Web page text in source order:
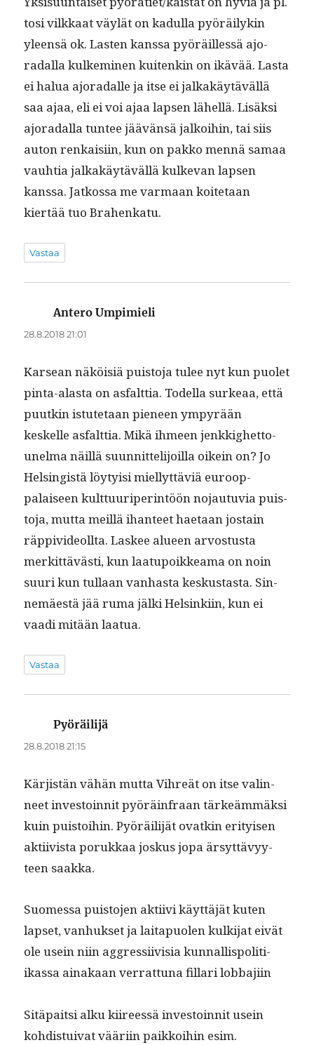
tosi vilkkaat väylät on kadul­la pyöräi­lykin
yleen­sä ok. Las­ten kanssa pyöräil­lessä ajo­
radal­la kulkem­i­nen kuitenkin on ikävää. Las­ta
ei halua ajo­radalle ja itse ei jalka­käytäväl­lä
saa ajaa, eli ei voi ajaa lapsen lähel­lä. Lisäk­si
ajo­radal­la tun­tee jäävän­sä jalkoi­hin, tai siis
auton renkaisi­in, kun on pakko men­nä samaa
vauh­tia jalka­käytäväl­lä kulke­van lapsen
kanssa. Jatkos­sa me var­maan koite­taan
kiertää tuo Brahenkatu.
Vastaa
Antero Umpimieli
28.8.2018 21:01
Karsean näköisiä puis­to­ja tulee nyt kun puo­let
pin­ta-alas­ta on asfalt­tia. Todel­la surkeaa, että
puutkin istute­taan pie­neen ympyrään
keskelle asfalt­tia. Mikä ihmeen jenkkighet­to-
unel­ma näil­lä suun­nit­telijoil­la oikein on? Jo
Helsingistä löy­ty­isi miel­lyt­täviä euroop­
palaiseen kult­tuuriper­in­töön nojau­tu­via puis­
to­ja, mut­ta meil­lä ihanteet haetaan jostain
räp­pivide­oll­ta. Las­kee alueen arvos­tus­ta
merkit­tävästi, kun laatupoikkea­ma on noin
suuri kun tul­laan van­has­ta keskus­tas­ta. Sin­
nemäestä jää ruma jäl­ki Helsinki­in, kun ei
vaa­di mitään laatua.
Vastaa
Pyöräilijä
28.8.2018 21:15
Kär­jistän vähän mut­ta Vihreät on itse valin­
neet investoin­nit pyöräin­fraan tärkeäm­mäk­si
kuin puis­toi­hin. Pyöräil­i­jät ovatkin eri­tyisen
akti­ivista porukkaa joskus jopa ärsyt­tävyy­
teen saakka.
Suomes­sa puis­to­jen akti­ivi käyt­täjät kuten
lapset, van­huk­set ja laita­puolen kulk­i­jat eivät
ole usein niin aggres­si­ivisia kun­nal­lispoli­ti­
ikas­sa ainakaan ver­rat­tuna fil­lari lobbajiin
Sitä­pait­si alku kiireessä investoin­nit usein
kohdis­tu­i­v­at vääri­in paikkoi­hin esim.